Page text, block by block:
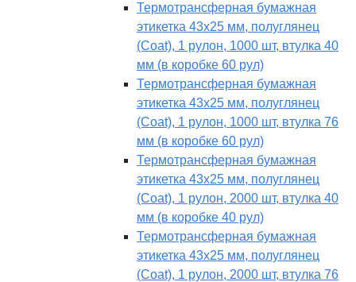
Термотрансферная бумажная
этикетка 43х25 мм, полуглянец
(Coat), 1 рулон, 1000 шт, втулка 40
мм (в коробке 60 рул)
Термотрансферная бумажная
этикетка 43х25 мм, полуглянец
(Coat), 1 рулон, 1000 шт, втулка 76
мм (в коробке 60 рул)
Термотрансферная бумажная
этикетка 43х25 мм, полуглянец
(Coat), 1 рулон, 2000 шт, втулка 40
мм (в коробке 40 рул)
Термотрансферная бумажная
этикетка 43х25 мм, полуглянец
(Coat), 1 рулон, 2000 шт, втулка 76